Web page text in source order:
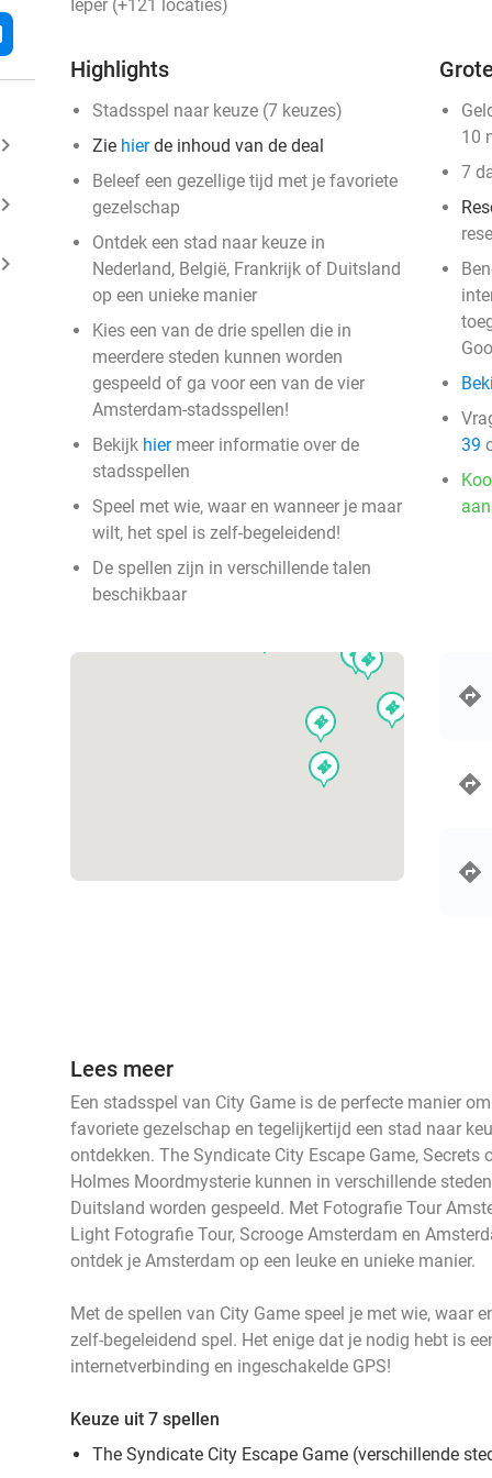
keyboard_arrow_right
keyboard_arrow_right
keyboard_arrow_right
Ieper (+121 locaties)
Highlights
Stadsspel naar keuze (7 keuzes)
Zie hierde inhoud van de deal
Beleef een gezellige tijd met je favoriete
gezelschap
Ontdek een stad naar keuze in
Nederland, België, Frankrijk of Duitsland
op een unieke manier
Kies een van de drie spellen die in
meerdere steden kunnen worden
gespeeld of ga voor een van de vier
Amsterdam-stadsspellen!
Bekijk hiermeer informatie over de
stadsspellen
Speel met wie, waar en wanneer je maar
wilt, het spel is zelf-begeleidend!
De spellen zijn in verschillende talen
beschikbaar
10
7
39
events
events
events
events
events
events
events
events
events
events
events
events
events
events
events
events
events
events events
events
events
events
events
events
eventsevents
events
events
events
events
events
events
events
events
events
events
events
events
events
events
events
events
events
events
events
events
events
events
events
events
events
events
events
events
events events
events
events
events
events
events
events
events
Lees meer
Een stadsspel van City Game is de perfecte manier
favoriete gezelschap en tegelijkertijd een stad naar
ontdekken. The Syndicate City Escape Game,
Holmes Moordmysterie kunnen in verschillende
Duitsland worden gespeeld. Met Fotografie Tour
Light Fotografie Tour, Scrooge Amsterdam en
ontdek je Amsterdam op een leuke en unieke manier.
Met de spellen van City Game speel je met wie, waar
zelf-begeleidend spel. Het enige dat je nodig hebt is
internetverbinding en ingeschakelde GPS!
Keuze uit 7 spellen
The Syndicate City Escape Game (verschillende